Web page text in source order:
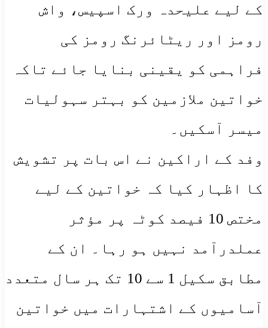
کے لیے علیحدہ ورک اسپیس، واش
رومز اور ریٹائرنگ رومز کی
فراہمی کو یقینی بنایا جائے تاکہ
خواتین ملازمین کو بہتر سہولیات
میسر آسکیں۔
وفد کے اراکین نے اس بات پر تشویش
کا اظہار کیا کہ خواتین کے لیے
مختص 10 فیصد کوٹہ پر مؤثر
عملدرآمد نہیں ہو رہا۔ ان کے
مطابق سکیل 1 سے 10 تک ہر سال متعدد
آسامیوں کے اشتہارات میں خواتین